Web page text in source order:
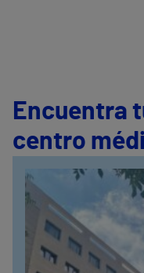
Encuentra
centro